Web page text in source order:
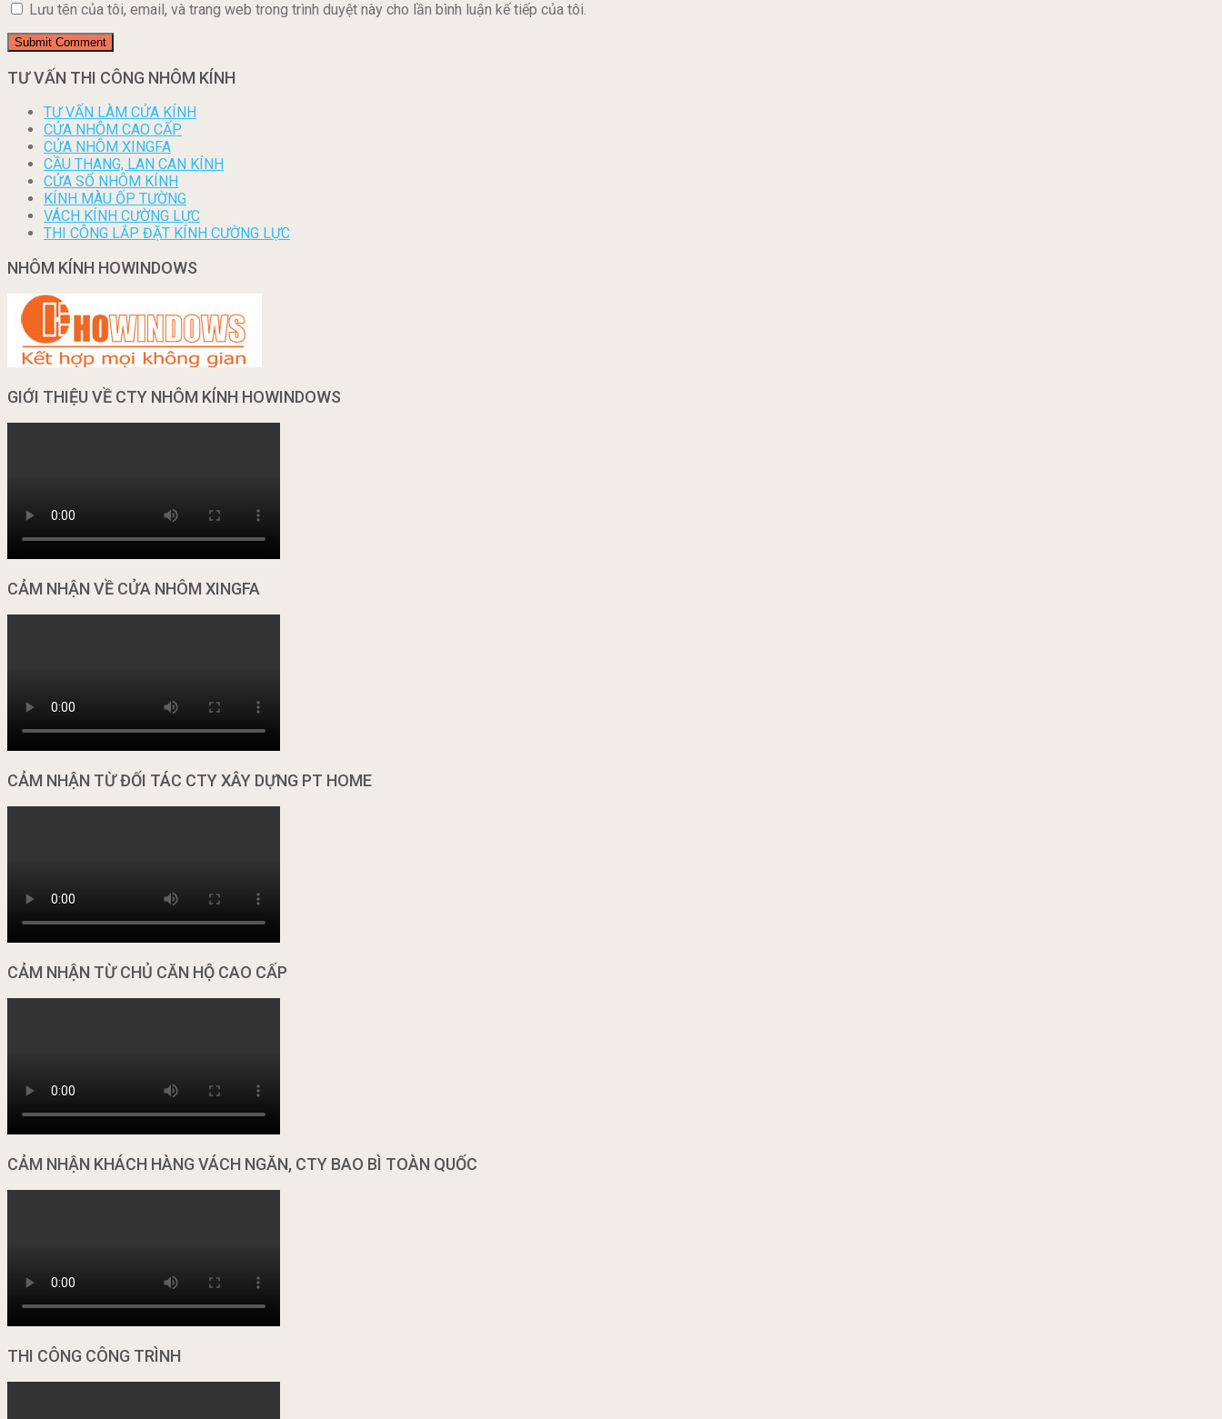
Lưu tên của tôi, email, và trang web trong trình duyệt này cho lần bình luận kế tiếp của tôi.
TƯ VẤN THI CÔNG NHÔM KÍNH
TƯ VẤN LÀM CỬA KÍNH
CỬA NHÔM CAO CẤP
CỬA NHÔM XINGFA
CẦU THANG, LAN CAN KÍNH
CỬA SỔ NHÔM KÍNH
KÍNH MÀU ỐP TƯỜNG
VÁCH KÍNH CƯỜNG LỰC
THI CÔNG LẮP ĐẶT KÍNH CƯỜNG LỰC
NHÔM KÍNH HOWINDOWS
GIỚI THIỆU VỀ CTY NHÔM KÍNH HOWINDOWS
CẢM NHẬN VỀ CỬA NHÔM XINGFA
CẢM NHẬN TỪ ĐỐI TÁC CTY XÂY DỰNG PT HOME
CẢM NHẬN TỪ CHỦ CĂN HỘ CAO CẤP
CẢM NHẬN KHÁCH HÀNG VÁCH NGĂN, CTY BAO BÌ TOÀN QUỐC
THI CÔNG CÔNG TRÌNH